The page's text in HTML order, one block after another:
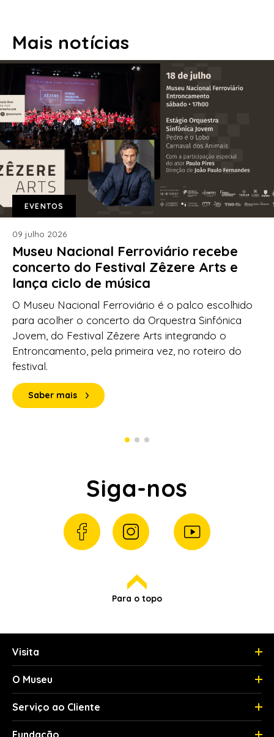
Mais notícias
EVENTOS
09 julho 2026
Museu Nacional Ferroviário recebe
concerto do Festival Zêzere Arts e
lança ciclo de música
O Museu Nacional Ferroviário é o palco escolhido
para acolher o concerto da Orquestra Sinfónica
Jovem, do Festival Zêzere Arts integrando o
Entroncamento, pela primeira vez, no roteiro do
festival.
Saber mais
Siga-nos
Para o topo
Visita
O Museu
Serviço ao Cliente
Fundação